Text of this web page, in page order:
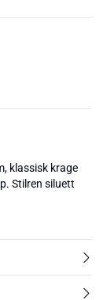
klassisk krage
Stilren siluett